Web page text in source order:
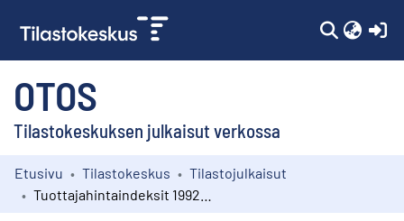
OTOS
Tilastokeskuksen julkaisut verkossa
Kokoelmat
Etusivu Tilastokeskus
Tilastojulkaisut